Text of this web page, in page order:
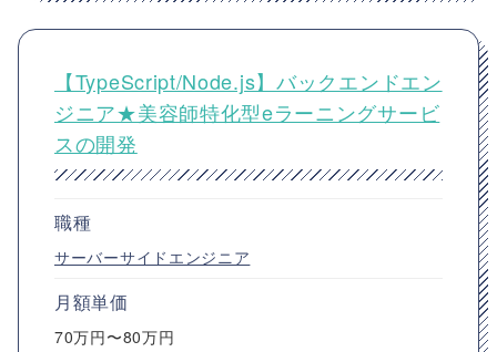
【TypeScript/Node.js】バックエンドエン
ジニア★美容師特化型eラーニングサービ
スの開発
職種
サーバーサイドエンジニア
月額単価
70万円〜80万円